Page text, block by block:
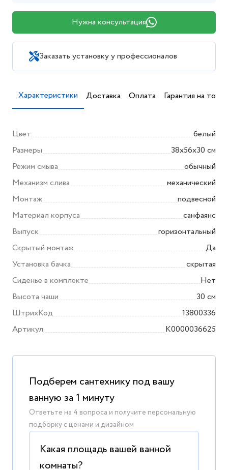
Нужна консультация
Заказать установку у профессионалов
Характеристики Доставка Оплата Гарантия на товар
Цвет
белый
Размеры
38x56х30 см
Режим смыва
обычный
Механизм слива
механический
Монтаж
подвесной
Материал корпуса
санфаянс
Выпуск
горизонтальный
Скрытый монтаж
Да
Установка бачка
скрытая
Сиденье в комплекте
Нет
Высота чаши
30 см
ШтрихКод
13800336
Артикул
K0000036625
Подберем сантехнику под вашу
ванную за 1 минуту
Ответьте на 4 вопроса и получите персональную
подборку с ценами и дизайном
Какая площадь вашей ванной
комнаты?